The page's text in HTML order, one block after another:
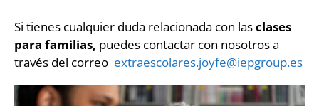
Si tienes cualquier duda relacionada con lasclases
para familias, puedes contactar con nosotros a
través del correo extraescolares.joyfe@iepgroup.es